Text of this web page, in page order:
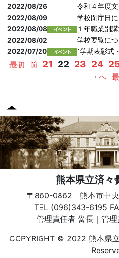
2022/08/26
令和４年度
2022/08/09
学校閉庁日
2022/08/08
１年職業別
2022/08/02
学校要覧に
2022/07/20
1学期表彰式
最初 前 21 22 23 24
へ
熊本県立済々
〒860-0862 熊本市中央
TEL (096)343-6195
管理責任者 黌長｜管
COPYRIGHT © 2022 熊本県